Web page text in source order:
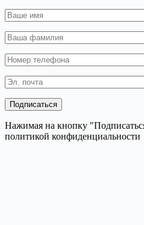
Нажимая на кнопку
политикой конфиденциальности